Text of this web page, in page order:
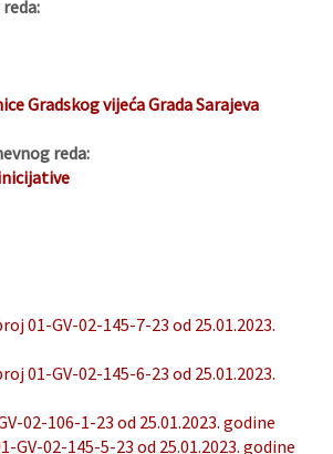
Gradskog vijeća Grada Sarajeva
reda:
01-GV-02-145-7-23 od 25.01.2023.
01-GV-02-145-6-23 od 25.01.2023.
02-106-1-23 od 25.01.2023. godine
GV-02-145-5-23 od 25.01.2023. godine